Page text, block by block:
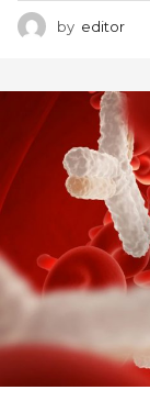
by editor